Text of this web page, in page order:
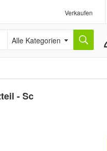
Verkaufen
Alle Kategorien
- Sc